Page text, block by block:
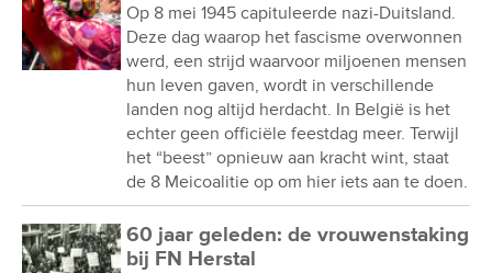
Op 8 mei 1945 capituleerde nazi-Duitsland.
Deze dag waarop het fascisme overwonnen
werd, een strijd waarvoor miljoenen mensen
hun leven gaven, wordt in verschillende
landen nog altijd herdacht. In België is het
echter geen officiële feestdag meer. Terwijl
het “beest” opnieuw aan kracht wint, staat
de 8 Meicoalitie op om hier iets aan te doen.
60 jaar geleden: de vrouwenstaking
bij FN Herstal